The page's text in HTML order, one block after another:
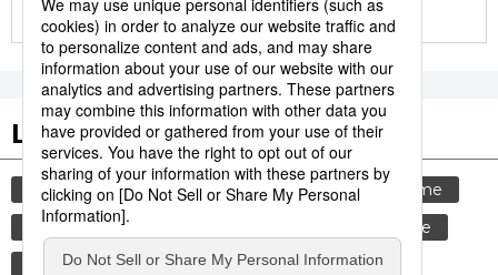
More in this series
Les tags populaires
culture gastronomie histoire
tourisme
société
femme
temple
shogun